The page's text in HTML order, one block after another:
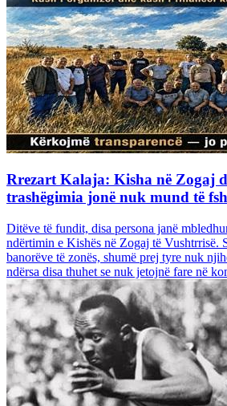
Rrezart Kalaja: Kisha në Zogaj
trashëgimia jonë nuk mund të
Ditëve të fundit, disa persona janë
ndërtimin e Kishës në Zogaj të Vushtrrisë.
banorëve të zonës, shumë prej tyre nuk
ndërsa disa thuhet se nuk jetojnë fare në